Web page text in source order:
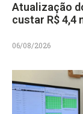
Atualização
custar R$ 4,4
06/08/2026